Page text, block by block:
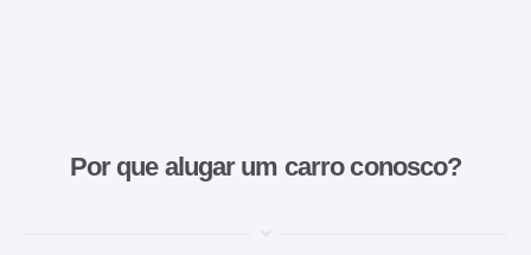
Por que alugar um carro conosco?